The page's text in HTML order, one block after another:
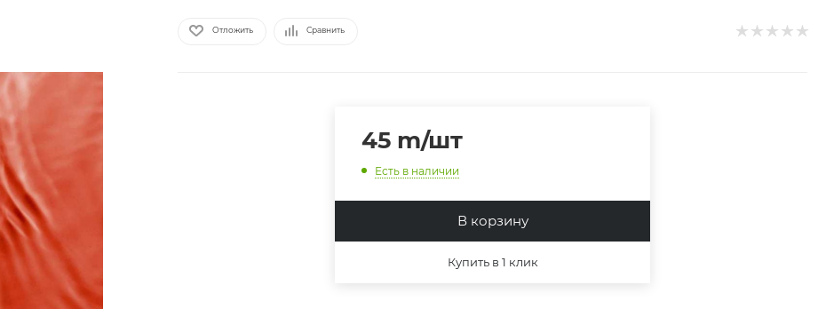
Отложить Сравнить
45 m/шт
Есть в наличии
В корзину
Купить в 1 клик